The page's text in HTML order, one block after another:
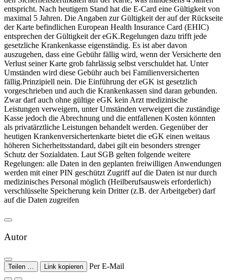
entspricht. Nach heutigem Stand hat die E-Card eine Gültigkeit von
maximal 5 Jahren. Die Angaben zur Gültigkeit der auf der Rückseite
der Karte befindlichen European Health Insurance Card (EHIC)
entsprechen der Gültigkeit der eGK.Regelungen dazu trifft jede
gesetzliche Krankenkasse eigenständig. Es ist aber davon
auszugehen, dass eine Gebühr fällig wird, wenn der Versicherte den
Verlust seiner Karte grob fahrlässig selbst verschuldet hat. Unter
Umständen wird diese Gebühr auch bei Familienversicherten
fällig.Prinzipiell nein. Die Einführung der eGK ist gesetzlich
vorgeschrieben und auch die Krankenkassen sind daran gebunden.
Zwar darf auch ohne gültige eGK kein Arzt medizinische
Leistungen verweigern, unter Umständen verweigert die zuständige
Kasse jedoch die Abrechnung und die entfallenen Kosten könnten
als privatärztliche Leistungen behandelt werden. Gegenüber der
heutigen Krankenversichertenkarte bietet die eGK einen weitaus
höheren Sicherheitsstandard, dabei gilt ein besonders strenger
Schutz der Sozialdaten. Laut SGB gelten folgende weitere
Regelungen: alle Daten in den geplanten freiwilligen Anwendungen
werden mit einer PIN geschützt Zugriff auf die Daten ist nur durch
medizinisches Personal möglich (Heilberufsausweis erforderlich)
verschlüsselte Speicherung kein Dritter (z.B. der Arbeitgeber) darf
auf die Daten zugreifen
Autor
Teilen … Link kopieren Per E-Mail